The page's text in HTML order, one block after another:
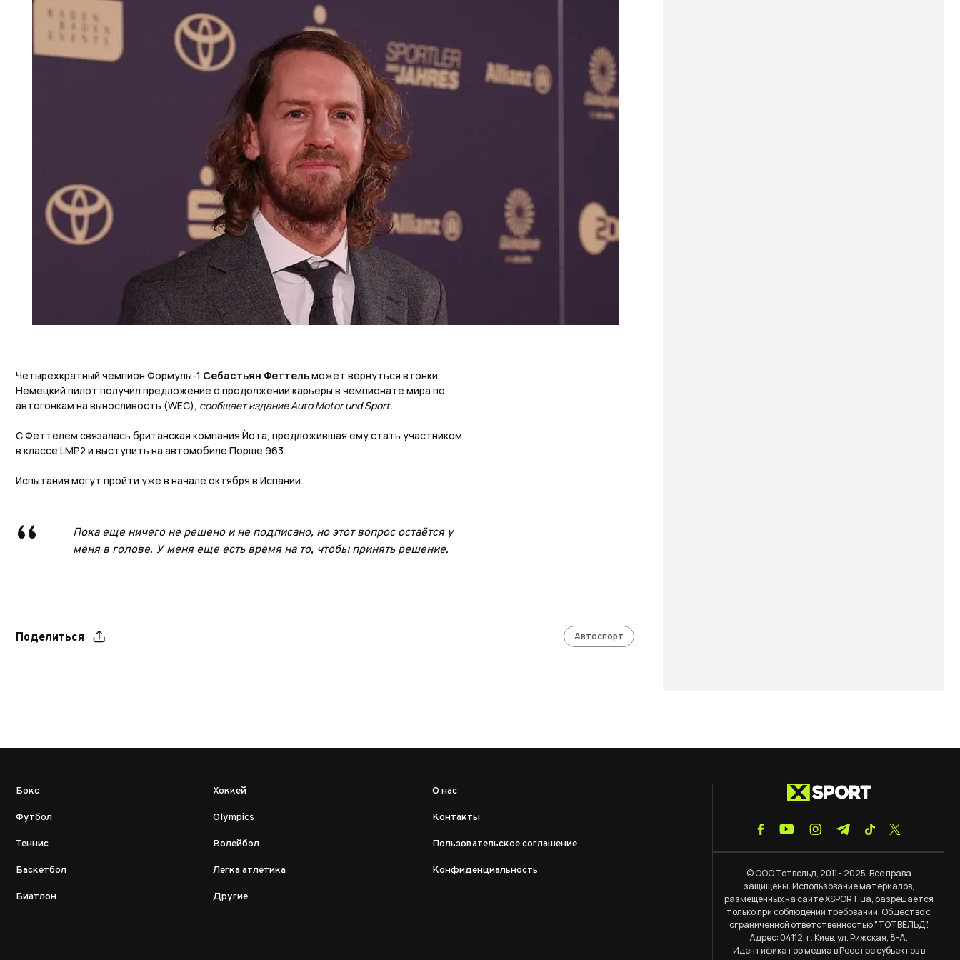
Четырехкратный чемпион Формулы-1 Себастьян Феттельможет вернуться в гонки.
Немецкий пилот получил предложение о продолжении карьеры в чемпионате мира по
автогонкам на выносливость (WEC), сообщает издание Auto Motor und Sport.
С Феттелем связалась британская компания Йота, предложившая ему стать участником
в классе LMP2 и выступить на автомобиле Порше 963.
Испытания могут пройти уже в начале октября в Испании.
Пока еще ничего не решено и не подписано, но этот вопрос остаётся у
меня в голове. У меня еще есть время на то, чтобы принять решение.
Поделиться Автоспорт
Бокс
Футбол
Теннис
Баскетбол
Биатлон
Хоккей
Olympics
Волейбол
Легка атлетика
Другие
О нас
Контакты
Пользовательское соглашение
Конфиденциальность
© ООО Тотвельд, 2011 - 2025. Все права
защищены. Использование материалов,
размещенных на сайте XSPORT.ua, разрешается
только при соблюдении требований. Общество с
ограниченной ответственностью "ТОТВЕЛЬД".
Адрес: 04112, г. Киев, ул. Рижская, 8-А.
Идентификатор медиа в Реестре субъектов в